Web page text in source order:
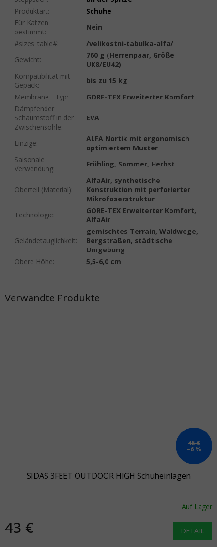
Verwandte Produkte
46 €
–6 %
SIDAS 3FEET OUTDOOR HIGH Schuheinlagen
Auf Lager
43 € DETAIL
Produktart:
Schuhe
Für Katzen
bestimmt:
Nein
#sizes_table#:
/velikostni-tabulka-alfa/
Gewicht:
760 g (Herrenpaar, Größe
UK8/EU42)
Kompatibilität mit
Gepäck:
bis zu 15 kg
Membrane - Typ:
GORE-TEX Erweiterter Komfort
Dämpfender
Schaumstoff in der
Zwischensohle:
EVA
Einzige:
ALFA Nortik mit ergonomisch
optimiertem Muster
Saisonale
Verwendung:
Frühling, Sommer, Herbst
Oberteil (Material):
AlfaAir, synthetische
Konstruktion mit perforierter
Mikrofaserstruktur
Technologie:
GORE-TEX Erweiterter Komfort,
AlfaAir
Geländetauglichkeit:
gemischtes Terrain, Waldwege,
Bergstraßen, städtische
Umgebung
Obere Höhe: 5,5-6,0 cm